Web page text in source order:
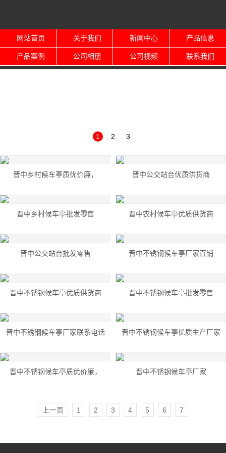
网站首页 关于我们 新闻中心 产品信息
产品案例 公司相册 公司视频 联系我们
1 2 3
晋中乡村候车亭质优价廉， 晋中公交站台优质供货商
晋中乡村候车亭批发零售 晋中农村候车亭优质供货商
晋中公交站台批发零售 晋中不锈钢候车亭厂家直销
晋中不锈钢候车亭优质供货商 晋中不锈钢候车亭批发零售
晋中不锈钢候车亭厂家联系电话 晋中不锈钢候车亭优质生产厂家
晋中不锈钢候车亭质优价廉， 晋中不锈钢候车亭厂家
上一页 1 2 3 4 5 6 7